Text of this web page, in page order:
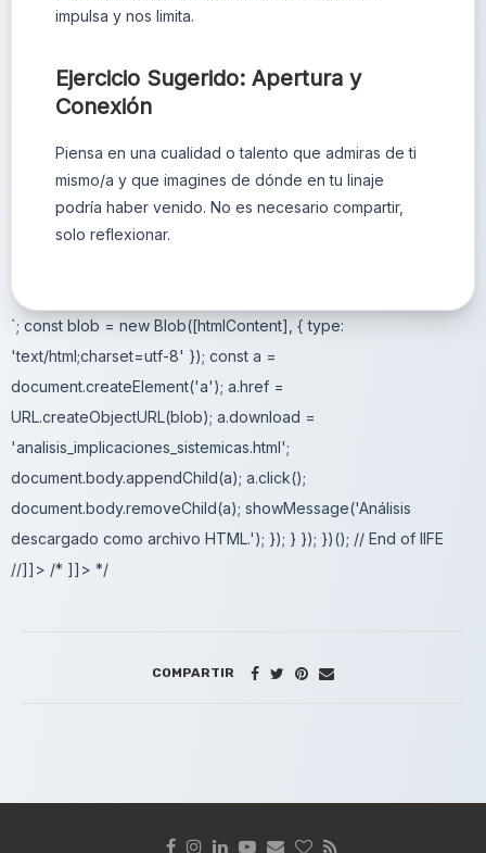
impulsa y nos limita.
Ejercicio Sugerido: Apertura y
Conexión
Piensa en una cualidad o talento que admiras de ti
mismo/a y que imagines de dónde en tu linaje
podría haber venido. No es necesario compartir,
solo reflexionar.
`; const blob = new Blob([htmlContent], { type:
'text/html;charset=utf-8' }); const a =
document.createElement('a'); a.href =
URL.createObjectURL(blob); a.download =
'analisis_implicaciones_sistemicas.html';
document.body.appendChild(a); a.click();
document.body.removeChild(a); showMessage('Análisis
descargado como archivo HTML.'); }); } }); })(); // End of IIFE
//]]> /* ]]> */
COMPARTIR